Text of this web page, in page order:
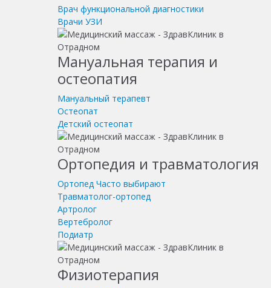
Врач функциональной диагностики
Врачи УЗИ
Мануальная терапия и
остеопатия
Мануальный терапевт
Остеопат
Детский остеопат
Ортопедия и травматология
Ортопед Часто выбирают
Травматолог-ортопед
Артролог
Вертебролог
Подиатр
Физиотерапия